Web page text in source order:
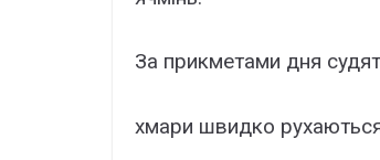
За прикметами дня
хмари швидко